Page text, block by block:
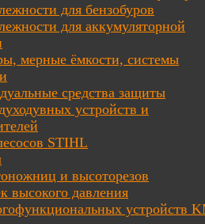
для бензобуров
для аккумуляторной
мерные ёмкости, системы
средства защиты
устройств и
STIHL
и высоторезов
высокого давления
устройств